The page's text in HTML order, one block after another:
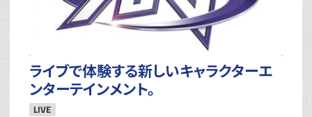
ライブで体験する新しいキャラクターエ
ンターテインメント。
LIVE